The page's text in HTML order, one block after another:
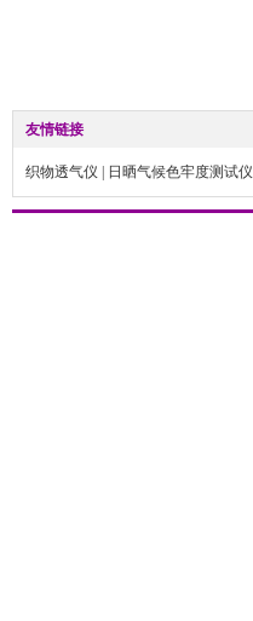
友情链接
织物透气仪 日晒气候色牢度测试仪